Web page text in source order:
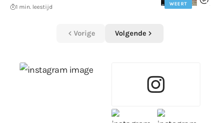
WEERT
1 min. leestijd
Vorige Volgende